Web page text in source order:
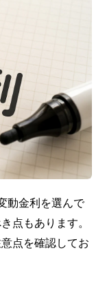
動金利を選んで
点もあります。
点を確認してお